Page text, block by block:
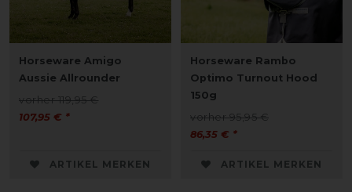
Horseware Amigo
Aussie Allrounder
vorher 119,95 €
107,95 € *
ARTIKEL MERKEN
Horseware Rambo
Optimo Turnout Hood
150g
vorher 95,95 €
86,35 € *
ARTIKEL MERKEN